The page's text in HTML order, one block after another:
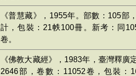
《普慧藏》，1955年。部數：105部
計，包裝：21帙100冊。新考：同
卷。
《佛教大藏經》，1983年，臺灣釋廣
2646部，卷數：11052卷，包裝：